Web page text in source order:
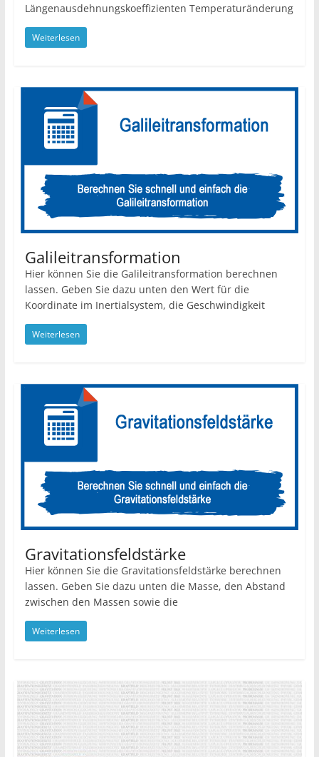
Längenausdehnungskoeffizienten Temperaturänderung
Weiterlesen
Galileitransformation
Hier können Sie die Galileitransformation berechnen
lassen. Geben Sie dazu unten den Wert für die
Koordinate im Inertialsystem, die Geschwindigkeit
Weiterlesen
Gravitationsfeldstärke
Hier können Sie die Gravitationsfeldstärke berechnen
lassen. Geben Sie dazu unten die Masse, den Abstand
zwischen den Massen sowie die
Weiterlesen